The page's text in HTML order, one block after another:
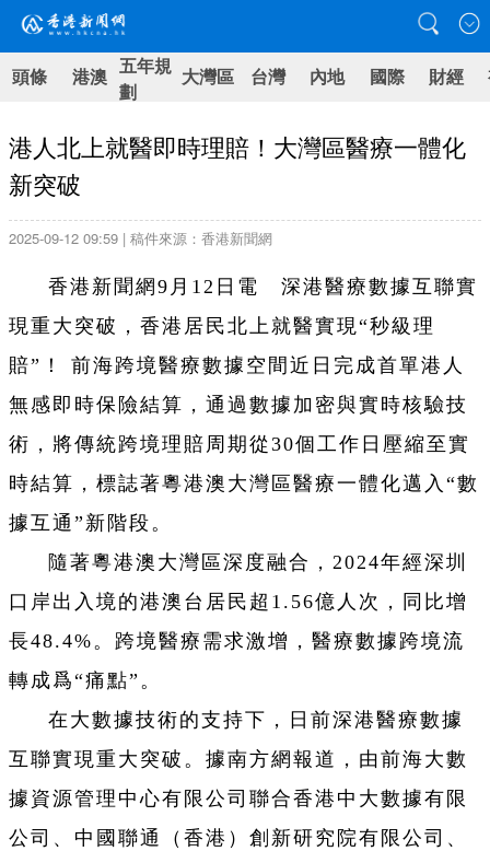
頭條 港澳 五年規
劃
大灣區 台灣 內地 國際 財經
港人北上就醫即時理賠！大灣區醫療一體化
新突破
2025-09-12 09:59 | 稿件來源：香港新聞網
香港新聞網9月12日電 深港醫療數據互聯實
現重大突破，香港居民北上就醫實現“秒級理
賠”！‌ 前海跨境醫療數據空間近日完成首單港人
無感即時保險結算，通過數據加密與實時核驗技
術，將傳統跨境理賠周期從30個工作日壓縮至實
時結算，標誌著粵港澳大灣區醫療一體化邁入“數
據互通”新階段。
隨著粵港澳大灣區深度融合，2024年經深圳
口岸出入境的港澳台居民超1.56億人次，同比增
長48.4%。跨境醫療需求激增，醫療數據跨境流
轉成爲“痛點”。
在大數據技術的支持下，日前深港醫療數據
互聯實現重大突破。據南方網報道， 由前海大數
據資源管理中心有限公司聯合香港中大數據有限
公司、中國聯通（香港）創新研究院有限公司、